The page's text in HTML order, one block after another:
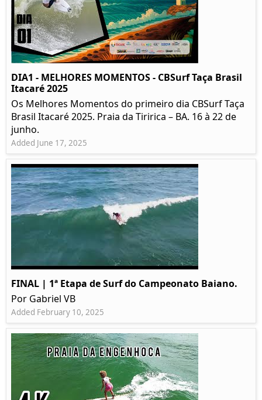
DIA1 - MELHORES MOMENTOS - CBSurf Taça Brasil
Itacaré 2025
Os Melhores Momentos do primeiro dia CBSurf Taça
Brasil Itacaré 2025. Praia da Tiririca – BA. 16 à 22 de
junho.
Added June 17, 2025
FINAL | 1ª Etapa de Surf do Campeonato Baiano.
Por Gabriel VB
Added February 10, 2025